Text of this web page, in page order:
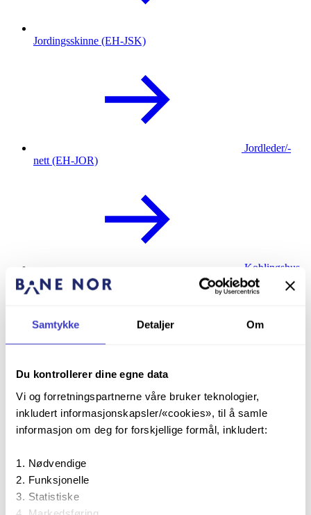
Samtykke Detaljer Om
Du kontrollerer dine egne data
Vi og forretningspartnerne våre bruker teknologier,
inkludert informasjonskapsler/«cookies», til å samle
informasjon om deg for forskjellige formål, inkludert:
Nødvendige
Funksjonelle
Statistiske
Jordingsskinne (EH-JSK)
Jordleder/-
nett (EH-JOR)
Koblingshus
(EH-KBH)
Kontaktledning (EH-KTL)